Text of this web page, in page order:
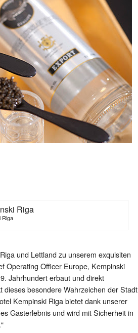
Riga
und Lettland zu unserem exquisiten
Operating Officer Europe, Kempinski
Jahrhundert erbaut und direkt
besondere Wahrzeichen der Stadt
Kempinski Riga bietet dank unserer
Gasterlebnis und wird mit Sicherheit in